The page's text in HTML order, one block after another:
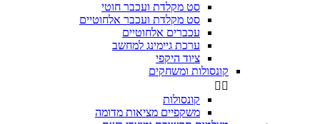
סט מקלדת ועכבר חוטי
סט מקלדת ועכבר אלחוטיים
עכברים אלחוטיים
ערכת גיימינג למחשב
ציוד היקפי
קונסולות ומשחקים
 
קונסולות
משקפיים מציאות מדומה